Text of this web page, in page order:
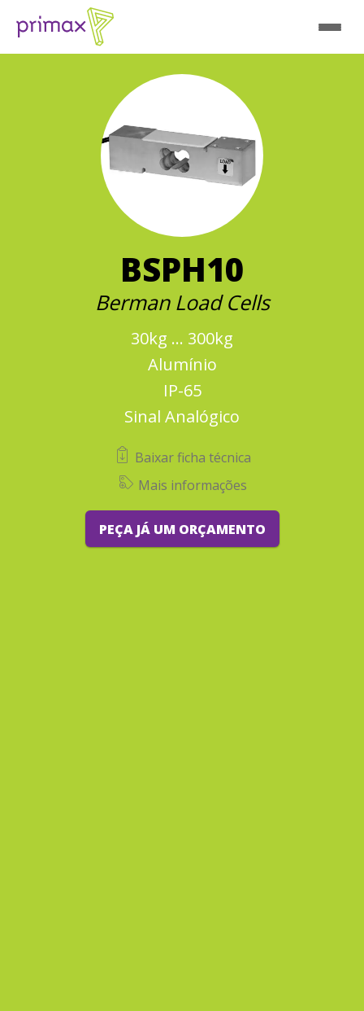
BSPH10
Berman Load Cells
30kg ... 300kg
Alumínio
IP-65
Sinal Analógico
Baixar ficha técnica
Mais informações
PEÇA JÁ UM ORÇAMENTO